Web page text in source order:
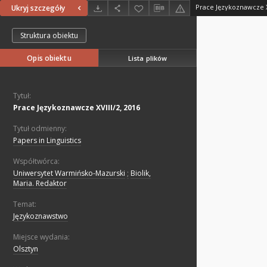
Ukryj szczegóły Prace Językoznawcze
Struktura obiektu
Opis obiektu Lista plików
Tytuł:
Prace Językoznawcze XVIII/2, 2016
Tytuł odmienny:
Papers in Linguistics
Współtwórca:
Uniwersytet Warmińsko-Mazurski ; Biolik,
Maria. Redaktor
Temat:
Językoznawstwo
Miejsce wydania:
Olsztyn